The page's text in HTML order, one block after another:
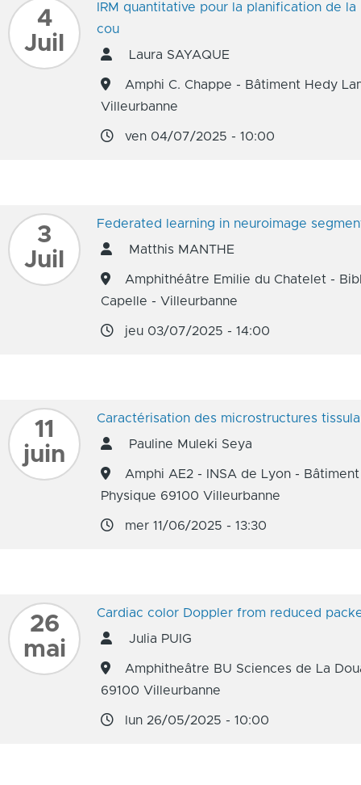
4
Juil
IRM quantitative pour la planification de
cou
Laura SAYAQUE
Amphi C. Chappe - Bâtiment Hedy
Villeurbanne
ven 04/07/2025 - 10:00
3
Juil
Federated learning in neuroimage
Matthis MANTHE
Amphithéâtre Emilie du Chatelet -
Capelle - Villeurbanne
jeu 03/07/2025 - 14:00
11
juin
Caractérisation des microstructures
Pauline Muleki Seya
Amphi AE2 - INSA de Lyon -
Physique 69100 Villeurbanne
mer 11/06/2025 - 13:30
26
mai
Cardiac color Doppler from reduced
Julia PUIG
Amphitheâtre BU Sciences de La
69100 Villeurbanne
lun 26/05/2025 - 10:00